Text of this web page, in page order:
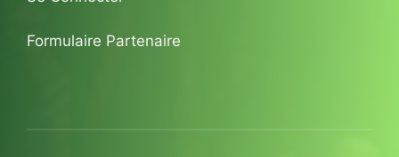
Formulaire Partenaire